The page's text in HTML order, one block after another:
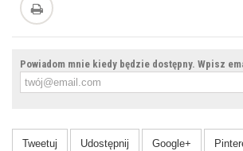
Powiadom mnie kiedy będzie dostępny. Wpisz
Tweetuj Udostępnij Google+